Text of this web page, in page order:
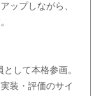
ップしながら、
して本格参画。
装・評価のサイ